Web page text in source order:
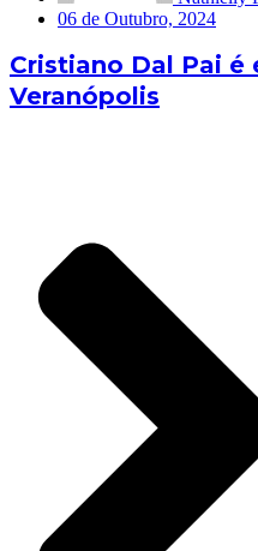
06 de Outubro, 2024
Cristiano Dal Pai
Veranópolis